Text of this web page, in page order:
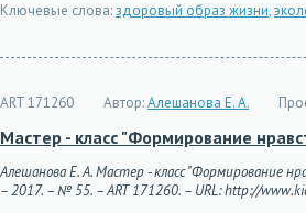
Ключевые слова:здоровый образ жизни,
ART 171260 Автор:Алешанова Е. А.
Мастер - класс "Формирование
Алешанова Е. А. Мастер - класс "Формирование
– 2017. – № 55. – ART 171260. – URL: http://